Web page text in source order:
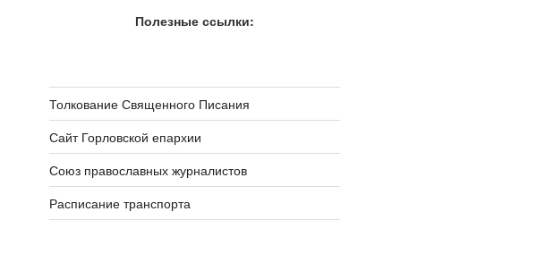
Полезные ссылки:
Толкование Священного Писания
Сайт Горловской епархии
Союз православных журналистов
Расписание транспорта